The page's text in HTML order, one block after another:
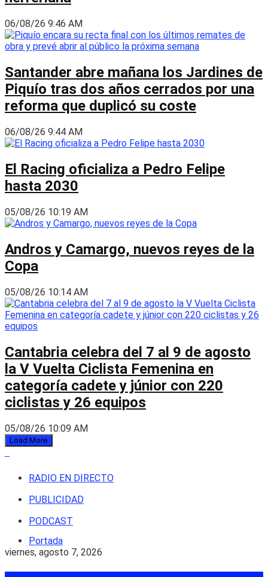
06/08/26 9:46 AM
Santander abre mañana los Jardines de
Piquío tras dos años cerrados por una
reforma que duplicó su coste
06/08/26 9:44 AM
El Racing oficializa a Pedro Felipe
hasta 2030
05/08/26 10:19 AM
Andros y Camargo, nuevos reyes de la
Copa
05/08/26 10:14 AM
Cantabria celebra del 7 al 9 de agosto
la V Vuelta Ciclista Femenina en
categoría cadete y júnior con 220
ciclistas y 26 equipos
05/08/26 10:09 AM
Load More
RADIO EN DIRECTO
PUBLICIDAD
PODCAST
viernes, agosto 7, 2026
Portada